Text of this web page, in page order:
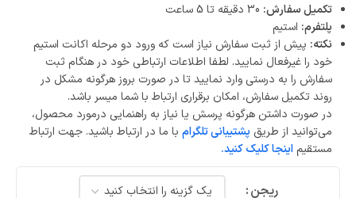
تکمیل سفارش:
پلتفرم: استیم
نکته: پیش از ثبت سفارش نیاز است که ورود دو مرحله اکانت استیم
خود را غیرفعال نمایید. لطفا اطلاعات ارتباطی خود در هنگام ثبت
سفارش را به درستی وارد نمایید تا در صورت بروز هرگونه مشکل در
روند تکمیل سفارش، امکان برقراری ارتباط با شما میسر باشد.
در صورت داشتن هرگونه پرسش یا نیاز به راهنمایی درمورد محصول،
می‌توانید از طریق پشتیبانی تلگرام با ما در ارتباط باشید. جهت ارتباط
مستقیم اینجا کلیک کنید.
ریجن